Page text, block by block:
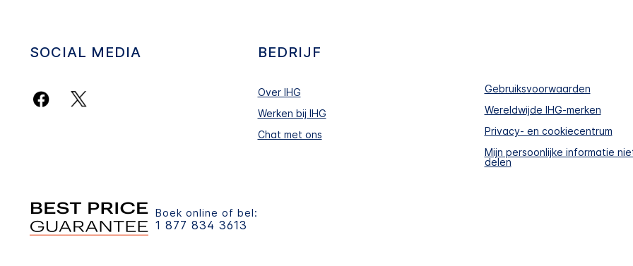
SOCIAL MEDIA BEDRIJF
Over IHG
Werken bij IHG
Chat met ons
Gebruiksvoorwaarden
Wereldwijde IHG-merken
Privacy- en cookiecentrum
Mijn persoonlijke informatie
delen
Boek online of bel:
1 877 834 3613